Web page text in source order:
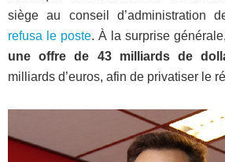
siège au conseil d’administration
refusa le poste. À la surprise générale,
une offre de 43 milliards de
milliards d’euros, afin de privatiser le